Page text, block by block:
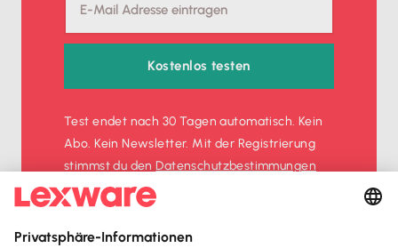
Kostenlos testen
Test endet nach 30 Tagen automatisch. Kein
Abo. Kein Newsletter. Mit der Registrierung
stimmst du denDatenschutz­bestimmungen
und denAGBzu.
Sofort50%